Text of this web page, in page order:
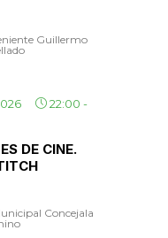
Guillermo
22:00 -
DE CINE.
Concejala